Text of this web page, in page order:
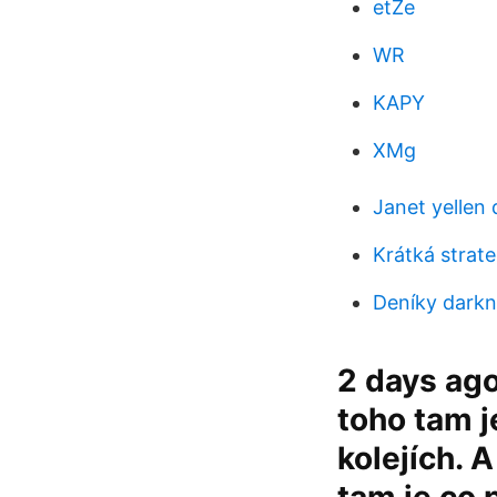
etZe
WR
KAPY
XMg
Janet yellen
Krátká
Deníky
2 days
toho tam
kolejích.